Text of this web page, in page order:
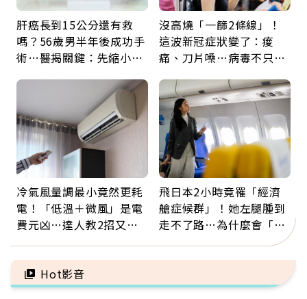
肝癌長到15公分還有救
嗎？56歲男半年後成功手
術…醫揭關鍵：先縮小腫
沒高燒「一篩2條線」！
這波新冠症狀變了：痠
痛、刀片嗓…病毒不只攻
管發炎
冷氣風量調最小竟然更耗
電！「低溫＋微風」是電
費元凶…達人教2招又涼
飛日本2小時竟罹「經濟
艙症候群」！她左腿腫到
走不了路…為什麼會「靜
脈血栓」？醫示警7種人
注意
Hot影音